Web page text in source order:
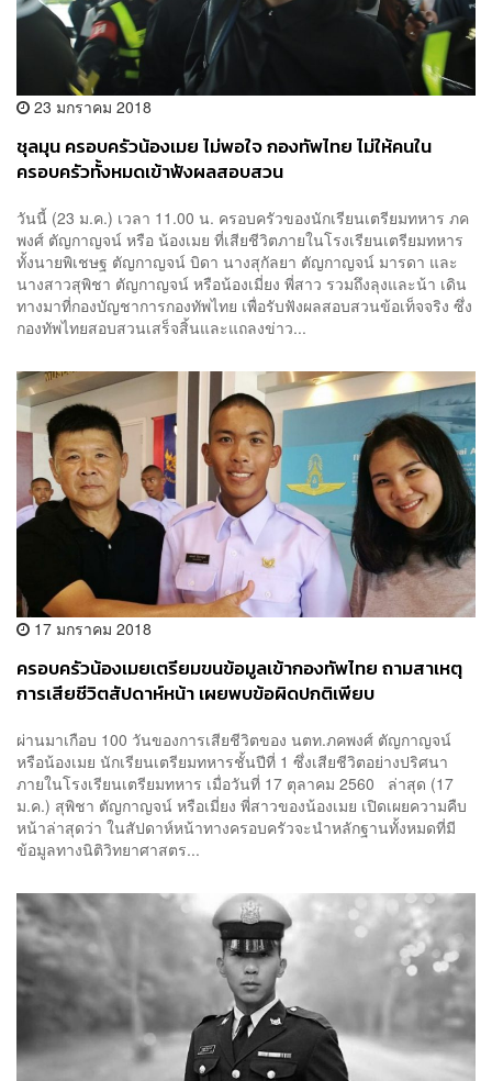
23 มกราคม 2018
ชุลมุน ครอบครัวน้องเมย ไม่พอใจ กองทัพไทย ไม่ให้คนใน
ครอบครัวทั้งหมดเข้าฟังผลสอบสวน
วันนี้ (23 ม.ค.) เวลา 11.00 น. ครอบครัวของนักเรียนเตรียมทหาร ภค
พงศ์ ตัญกาญจน์ หรือ น้องเมย ที่เสียชีวิตภายในโรงเรียนเตรียมทหาร
ทั้งนายพิเชษฐ ตัญกาญจน์ บิดา นางสุกัลยา ตัญกาญจน์ มารดา และ
นางสาวสุพิชา ตัญกาญจน์ หรือน้องเมี่ยง พี่สาว รวมถึงลุงและน้า เดิน
ทางมาที่กองบัญชาการกองทัพไทย เพื่อรับฟังผลสอบสวนข้อเท็จจริง ซึ่ง
กองทัพไทยสอบสวนเสร็จสิ้นและแถลงข่าว...
17 มกราคม 2018
ครอบครัวน้องเมยเตรียมขนข้อมูลเข้ากองทัพไทย ถามสาเหตุ
การเสียชีวิตสัปดาห์หน้า เผยพบข้อผิดปกติเพียบ
ผ่านมาเกือบ 100 วันของการเสียชีวิตของ นตท.ภคพงศ์ ตัญกาญจน์
หรือน้องเมย นักเรียนเตรียมทหารชั้นปีที่ 1 ซึ่งเสียชีวิตอย่างปริศนา
ภายในโรงเรียนเตรียมทหาร เมื่อวันที่ 17 ตุลาคม 2560 ล่าสุด (17
ม.ค.) สุพิชา ตัญกาญจน์ หรือเมี่ยง พี่สาวของน้องเมย เปิดเผยความคืบ
หน้าล่าสุดว่า ในสัปดาห์หน้าทางครอบครัวจะนำหลักฐานทั้งหมดที่มี
ข้อมูลทางนิติวิทยาศาสตร...